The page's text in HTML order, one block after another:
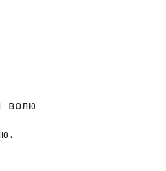
волю